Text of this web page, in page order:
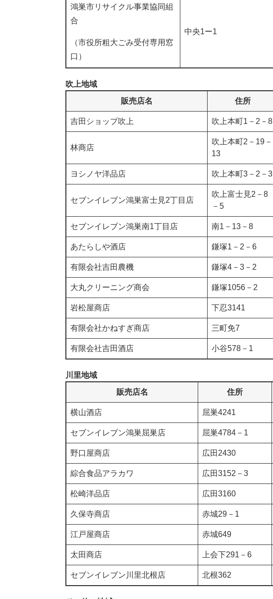
鴻巣市リサイクル事業協同組
合
（市役所粗大ごみ受付専用窓
口）
中央1ー1
吹上地域
販売店名
住所
吉田ショップ吹上 吹上本町1－2－8
林商店
吹上本町2－19－
13
ヨシノヤ洋品店 吹上本町3－2－3
セブンイレブン鴻巣富士見2丁目店
吹上富士見2－8
－5
セブンイレブン鴻巣南1丁目店 南1－13－8
あたらしや酒店 鎌塚1－2－6
有限会社吉田農機 鎌塚4－3－2
大丸クリーニング商会 鎌塚1056－2
岩松屋商店 下忍3141
有限会社かねすぎ商店 三町免7
有限会社吉田酒店 小谷578－1
川里地域
販売店名
住所
横山酒店 屈巣4241
セブンイレブン鴻巣屈巣店 屈巣4784－1
野口屋商店 広田2430
綜合食品アラカワ 広田3152－3
松崎洋品店 広田3160
久保寺商店 赤城29－1
江戸屋商店 赤城649
太田商店 上会下291－6
セブンイレブン川里北根店 北根362